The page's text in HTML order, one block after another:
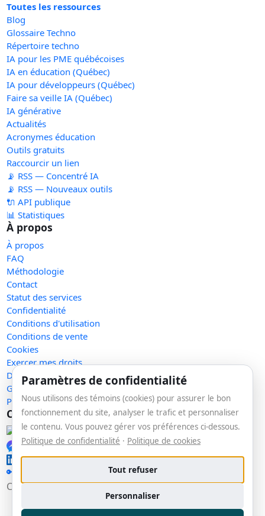
Toutes les ressources
Blog
Glossaire Techno
Répertoire techno
IA pour les PME québécoises
IA en éducation (Québec)
IA pour développeurs (Québec)
Faire sa veille IA (Québec)
IA générative
Actualités
Acronymes éducation
Outils gratuits
Raccourcir un lien
📡 RSS — Concentré IA
📡 RSS — Nouveaux outils
🔌 API publique
📊 Statistiques
À propos
À propos
FAQ
Méthodologie
Contact
Statut des services
Confidentialité
Conditions d'utilisation
Conditions de vente
Cookies
Exercer mes droits
Demande de retrait
Gérer les témoins
Plan du site
Communauté
Facebook
Messenger
LinkedIn
🔑 Se connecter
Copyright © 2026 La veille. Tous droits réservés.
Conçu et hébergé parMEMORA solutions· Entreprise canadienne 🍁
Paramètres de confidentialité
Nous utilisons des témoins (cookies) pour assurer le bon
fonctionnement du site, analyser le trafic et personnaliser
le contenu. Vous pouvez gérer vos préférences ci-dessous.
Politique de confidentialité · Politique de cookies
Tout refuser
Personnaliser